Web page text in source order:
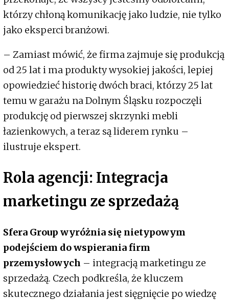
którzy chłoną komunikację jako ludzie, nie tylko
jako eksperci branżowi.
– Zamiast mówić, że firma zajmuje się produkcją
od 25 lat i ma produkty wysokiej jakości, lepiej
opowiedzieć historię dwóch braci, którzy 25 lat
temu w garażu na Dolnym Śląsku rozpoczęli
produkcję od pierwszej skrzynki mebli
łazienkowych, a teraz są liderem rynku –
ilustruje ekspert.
Rola agencji: Integracja
marketingu ze sprzedażą
Sfera Group wyróżnia się nietypowym
podejściem do wspierania firm
przemysłowych – integracją marketingu ze
sprzedażą. Czech podkreśla, że kluczem
skutecznego działania jest sięgnięcie po wiedzę